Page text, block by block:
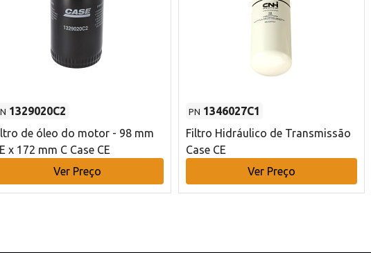
1329020C2
de óleo do motor - 98 mm
x 172 mm C Case CE
Ver Preço
PN 1346027C1
Filtro Hidráulico de Transmissão
Case CE
Ver Preço